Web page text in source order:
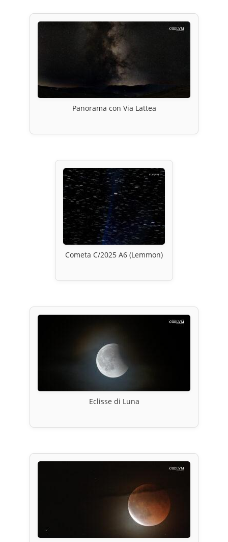
Panorama con Via Lattea
Cometa C/2025 A6 (Lemmon)
Eclisse di Luna